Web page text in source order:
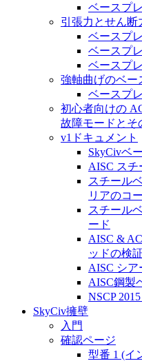
ベースプ
引張力とせん断
ベースプ
ベースプ
ベースプ
強軸曲げのベー
ベースプ
初心者向けの
故障モードとそ
v1ドキュメント
SkyCivベ
AISC スチ
スチール
リアのコ
スチール
ード
AISC &
ッドの検証
AISC シア
AISC鋼製
NSCP
SkyCiv擁壁
入門
確認ページ
型番 1 (イ